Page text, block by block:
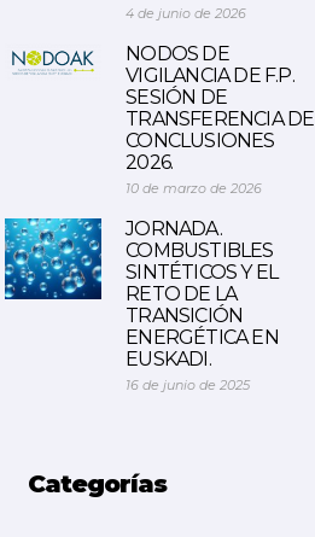
4 de junio de 2026
NODOS DE
VIGILANCIA DE F.P.
SESIÓN DE
TRANSFERENCIA DE
CONCLUSIONES
2026.
10 de marzo de 2026
JORNADA.
COMBUSTIBLES
SINTÉTICOS Y EL
RETO DE LA
TRANSICIÓN
ENERGÉTICA EN
EUSKADI.
16 de junio de 2025
Categorías